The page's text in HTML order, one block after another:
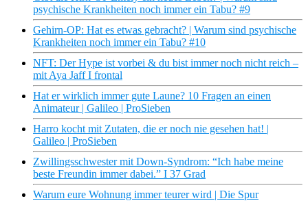
psychische Krankheiten noch immer ein Tabu? #9
Gehirn-OP: Hat es etwas gebracht? | Warum sind psychische
Krankheiten noch immer ein Tabu? #10
NFT: Der Hype ist vorbei & du bist immer noch nicht reich –
mit Aya Jaff I frontal
Hat er wirklich immer gute Laune? 10 Fragen an einen
Animateur | Galileo | ProSieben
Harro kocht mit Zutaten, die er noch nie gesehen hat! |
Galileo | ProSieben
Zwillingsschwester mit Down-Syndrom: “Ich habe meine
beste Freundin immer dabei.” I 37 Grad
Warum eure Wohnung immer teurer wird | Die Spur